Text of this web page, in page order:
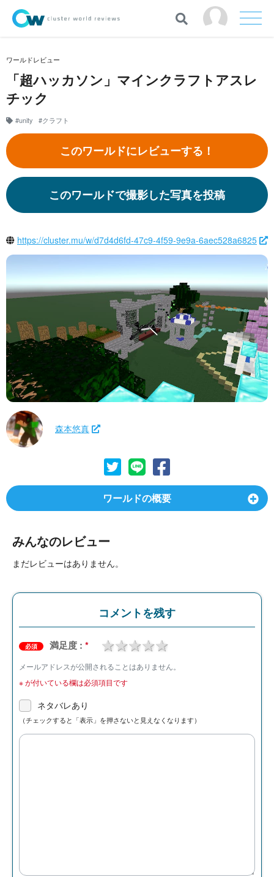
ワールドレビュー
「超ハッカソン」マインクラフトアスレ
チック
#unity #クラフト
このワールドにレビューする！
このワールドで撮影した写真を投稿
https://cluster.mu/w/d7d4d6fd-47c9-4f59-9e9a-6aec528a6825
森本悠真
ワールドの概要
みんなのレビュー
まだレビューはありません。
コメントを残す
必須 満足度 : * 4 stars
3 stars
2 stars
1 star
メールアドレスが公開されることはありません。
※が付いている欄は必須項目です
ネタバレあり
（チェックすると「表示」を押さないと見えなくなります）